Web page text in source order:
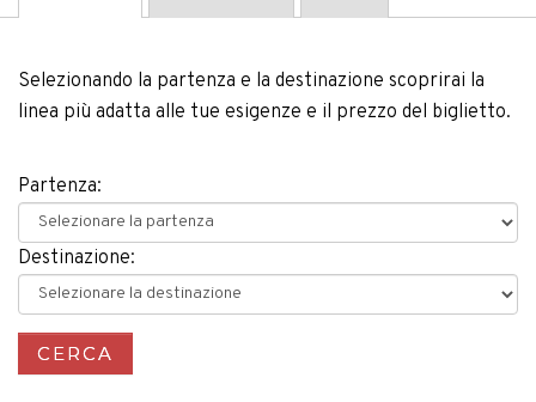
Selezionando la partenza e la destinazione scoprirai la
linea più adatta alle tue esigenze e il prezzo del biglietto.
Partenza:
Destinazione: